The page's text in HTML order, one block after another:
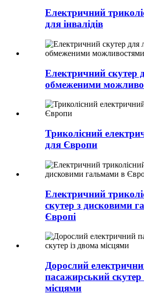
Електричний
для інвалідів
Електричний скутер
обмеженими
Триколісний
для Європи
Електричний
скутер з дисковими
Європі
Дорослий
пасажирський скутер
місцями